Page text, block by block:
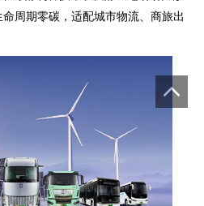
周期零碳，适配城市物流、商旅出